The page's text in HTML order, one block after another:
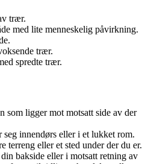
trær.
med lite menneskelig påvirkning.
trær.
spredte trær.
som ligger mot motsatt side av der
seg innendørs eller i et lukket rom.
terreng eller et sted under der du er.
bakside eller i motsatt retning av